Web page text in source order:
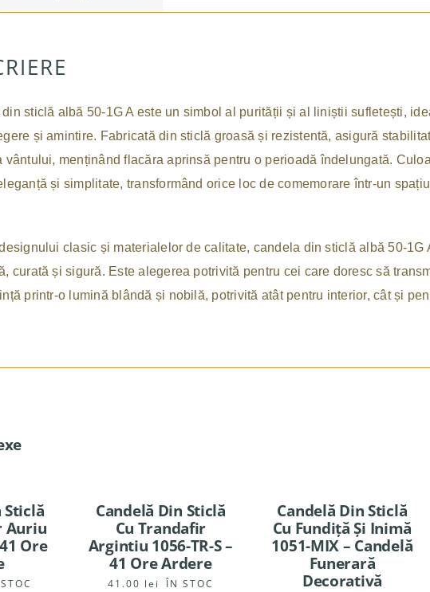
sticlă albă 50-1G A este un simbol al purității și al liniștii sufletești,
și amintire. Fabricată din sticlă groasă și rezistentă, asigură
vântului, menținând flacăra aprinsă pentru o perioadă îndelungată.
și simplitate, transformând orice loc de comemorare într-un
clasic și materialelor de calitate, candela din sticlă albă 50-1G
curată și sigură. Este alegerea potrivită pentru cei care doresc să
printr-o lumină blândă și nobilă, potrivită atât pentru interior, cât și
Sticlă
Auriu
Ore
Candelă Din Sticlă
Cu Trandafir
Argintiu 1056-TR-S –
41 Ore Ardere
41.00 lei ÎN STOC
Candelă Din Sticlă
Cu Fundiță Și Inimă
1051-MIX – Candelă
Funerară
Decorativă